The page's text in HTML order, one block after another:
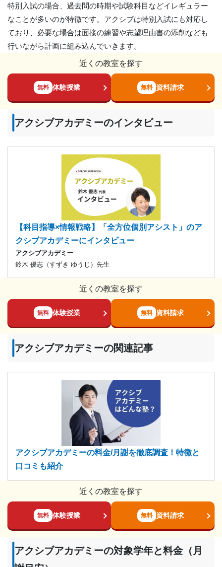
特別入試の場合、過去問の時期や試験科目などイレギュラー
なことが多いのが特徴です。アクシブは特別入試にも対応し
ており、必要な場合は面接の練習や志望理由書の添削なども
行いながら計画に組み込んでいきます。
近くの教室を探す
無料 体験授業 無料 資料請求
アクシブアカデミーのインタビュー
【科目指導×情報戦略】「全方位個別アシスト」のア
クシブアカデミーにインタビュー
アクシブアカデミー
鈴木 優志（すずき ゆうじ）先生
近くの教室を探す
無料 体験授業 無料 資料請求
アクシブアカデミーの関連記事
アクシブアカデミーの料金/月謝を徹底調査！特徴と
口コミも紹介
近くの教室を探す
無料 体験授業 無料 資料請求
アクシブアカデミーの対象学年と料金（月